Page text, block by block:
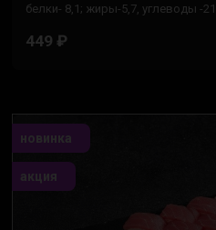
белки- 8,1; жиры-5,7, углеводы -
449 ₽
новинка
акция